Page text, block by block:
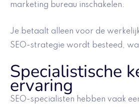
marketing bureau inschakelen.
Je betaalt alleen voor de
SEO-strategie wordt besteed,
Specialistische
ervaring
SEO-specialisten hebben vaak